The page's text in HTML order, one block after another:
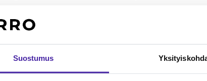
Suostumus
saatavilla olevista kokemuksista ja arvioista.
perustuvat lemmikinomistajien kertomuksiin.
valinta lemmikkisi hoitoon.